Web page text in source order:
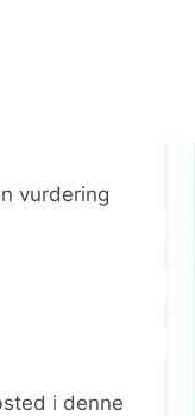
vurdering
i denne